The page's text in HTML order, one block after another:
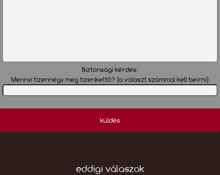
Biztonsági kérdés:
Mennyi tizennégy meg tizenkettő? (a választ számmal kell beírni)
küldés
eddigi válaszok